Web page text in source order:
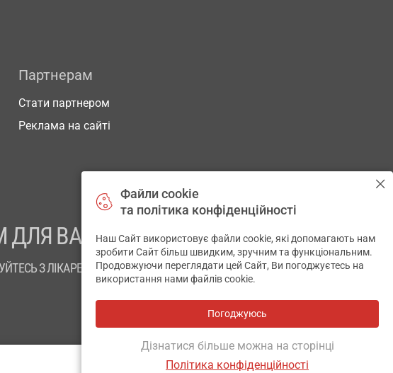
Партнерам
Стати партнером
Реклама на сайті
ВАШОГО ЗДОРОВ’Я
З ЛІКАРЕМ
Файли cookie
та політика конфіденційності
Наш Сайт використовує файли cookie, які допомагають нам
зробити Сайт більш швидким, зручним та функціональним.
Продовжуючи переглядати цей Сайт, Ви погоджуєтесь на
використання нами файлів cookie.
Погоджуюсь
Дізнатися більше можна на сторінці
Політика конфіденційності
✕